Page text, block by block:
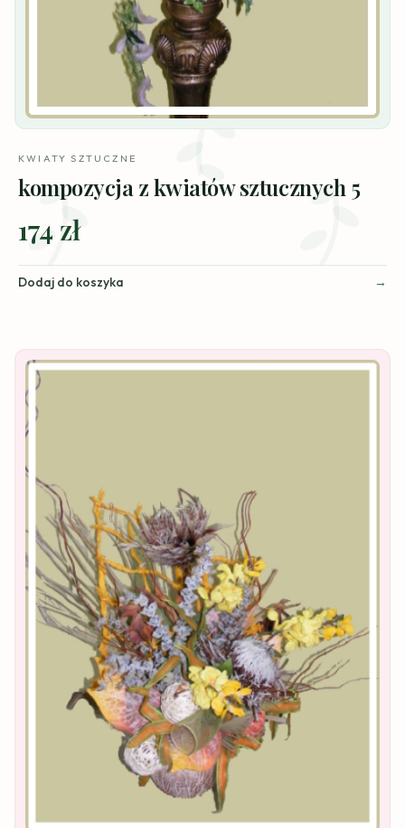
KWIATY SZTUCZNE
kompozycja z kwiatów sztucznych 5
174 zł
Dodaj do koszyka